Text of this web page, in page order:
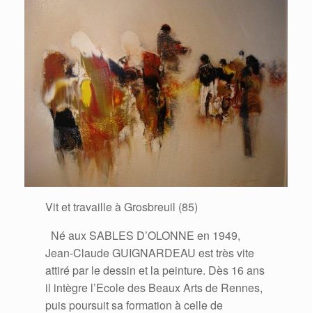
Vit et travaille à Grosbreuil (85)
Né aux SABLES D’OLONNE en 1949,
Jean-Claude GUIGNARDEAU est très vite
attiré par le dessin et la peinture. Dès 16 ans
il intègre l’Ecole des Beaux Arts de Rennes,
puis poursuit sa formation à celle de